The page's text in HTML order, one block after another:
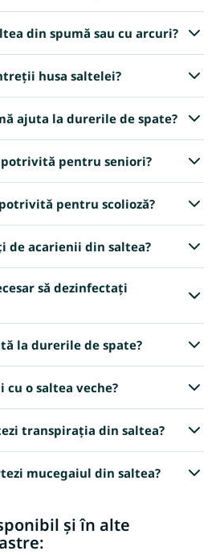
din spumă sau cu arcuri?
husa saltelei?
ajuta la durerile de spate?
potrivită pentru seniori?
pentru scolioză?
de acarienii din saltea?
să dezinfectați
la durerile de spate?
cu o saltea veche?
transpirația din saltea?
mucegaiul din saltea?
și în alte